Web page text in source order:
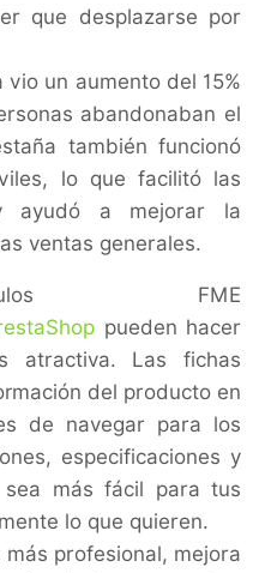
que desplazarse por
un aumento del 15%
abandonaban el
también funcionó
lo que facilitó las
ayudó a mejorar la
ventas generales.
FME
pueden hacer
atractiva. Las fichas
del producto en
de navegar para los
especificaciones y
más fácil para tus
lo que quieren.
profesional, mejora